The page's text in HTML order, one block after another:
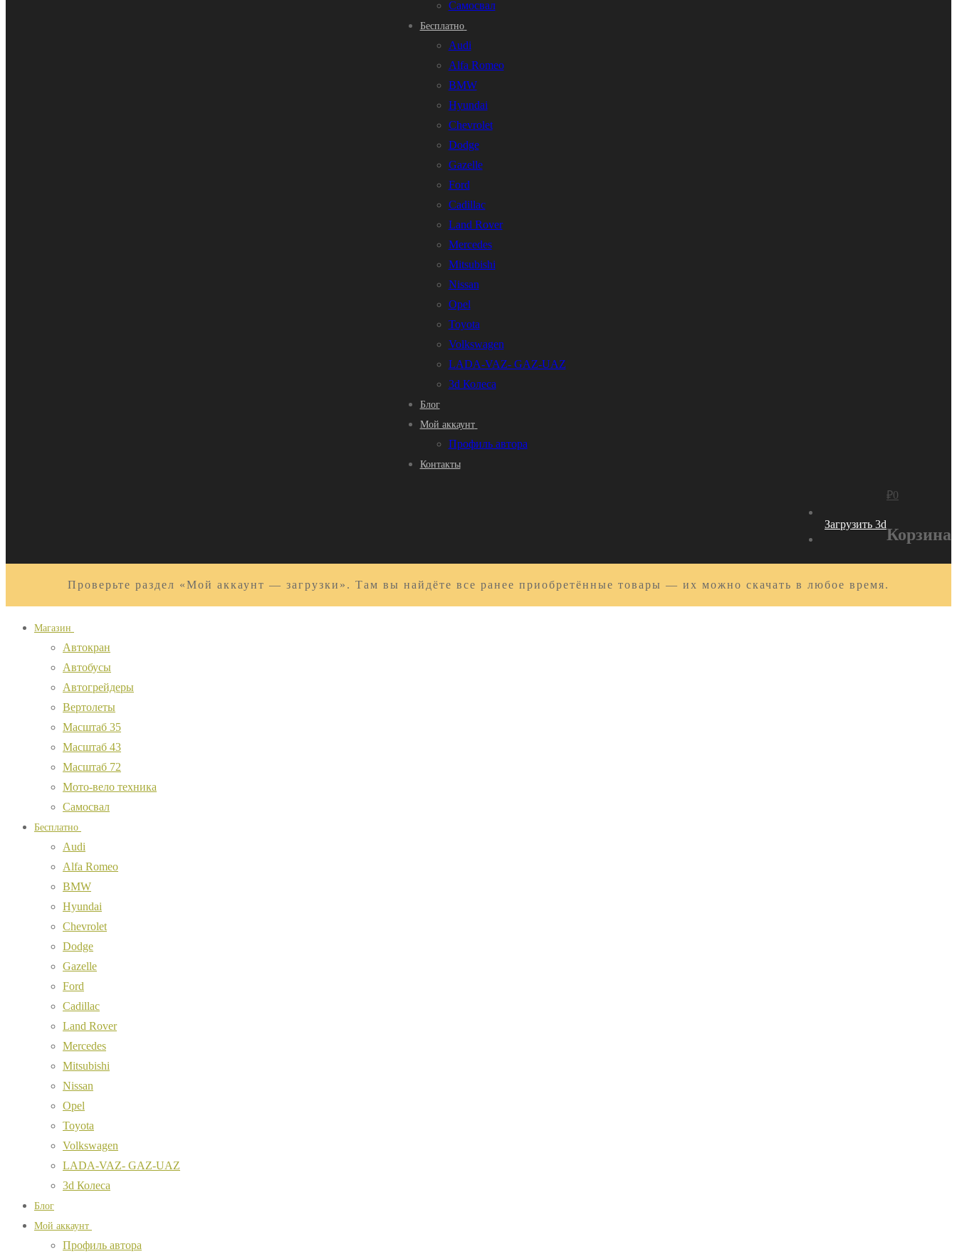
Самосвал
Бесплатно
Audi
Alfa Romeo
BMW
Hyundai
Chevrolet
Dodge
Gazelle
Ford
Cadillac
Land Rover
Mercedes
Mitsubishi
Nissan
Opel
Toyota
Volkswagen
LADA-VAZ- GAZ-UAZ
3d Колеса
Блог
Мой аккаунт
Профиль автора
Контакты
Загрузить 3d
₽0
Корзина
Проверьте раздел «Мой аккаунт — загрузки». Там вы найдёте все ранее приобретённые товары — их можно скачать в любое время.
Магазин
Автокран
Автобусы
Автогрейдеры
Вертолеты
Масштаб 35
Масштаб 43
Масштаб 72
Мото-вело техника
Самосвал
Бесплатно
Audi
Alfa Romeo
BMW
Hyundai
Chevrolet
Dodge
Gazelle
Ford
Cadillac
Land Rover
Mercedes
Mitsubishi
Nissan
Opel
Toyota
Volkswagen
LADA-VAZ- GAZ-UAZ
3d Колеса
Блог
Мой аккаунт
Профиль автора